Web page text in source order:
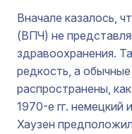
Вначале казалось,
(ВПЧ) не
здравоохранения.
редкость, а
распространены,
1970-е гг. немецкий
Хаузен